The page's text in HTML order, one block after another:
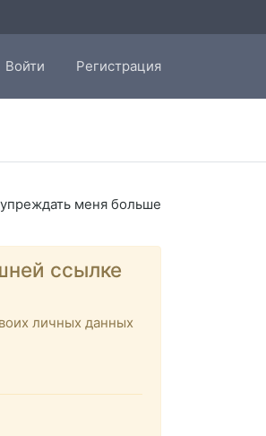
Войти Регистрация
меня больше
ссылке
личных данных